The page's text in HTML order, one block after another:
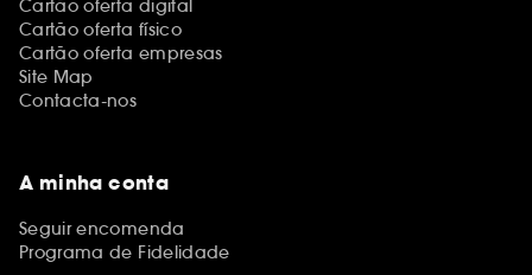
Cartão oferta digital
Cartão oferta físico
Cartão oferta empresas
Site Map
Contacta-nos
A minha conta
Seguir encomenda
Programa de Fidelidade